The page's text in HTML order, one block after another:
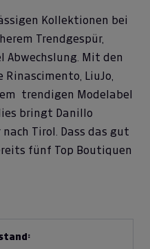
Kollektionen bei
Trendgespür,
Abwechslung. Mit den
LiuJo,
trendigen Modelabel
bringt Danillo
Tirol. Dass das gut
fünf Top Boutiquen